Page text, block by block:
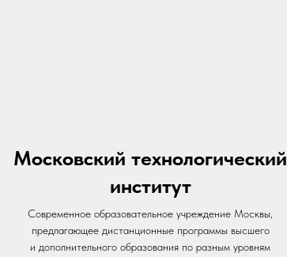
Московский технологический
институт
Современное образовательное учреждение Москвы,
предлагающее дистанционные программы высшего
и дополнительного образования по разным уровням